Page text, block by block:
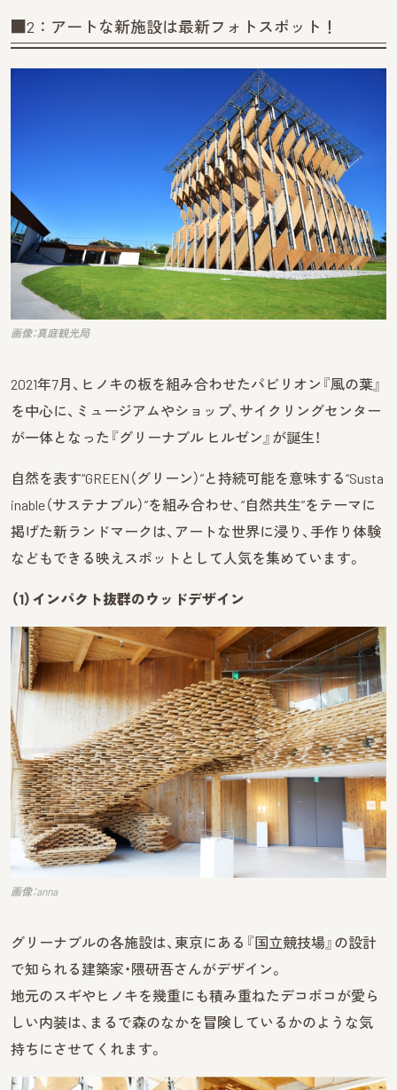
■2：アートな新施設は最新フォトスポット！
画像：真庭観光局
2021年7月、ヒノキの板を組み合わせたパビリオン『風の葉』
を中心に、ミュージアムやショップ、サイクリングセンター
が一体となった『グリーナブル ヒルゼン』が誕生！
自然を表す“GREEN（グリーン）”と持続可能を意味する“Susta
inable（サステナブル）”を組み合わせ、“自然共生”をテーマに
掲げた新ランドマークは、アートな世界に浸り、手作り体験
などもできる映えスポットとして人気を集めています。
（1）インパクト抜群のウッドデザイン
画像：anna
グリーナブルの各施設は、東京にある『国立競技場』の設計
で知られる建築家・隈研吾さんがデザイン。
地元のスギやヒノキを幾重にも積み重ねたデコボコが愛ら
しい内装は、まるで森のなかを冒険しているかのような気
持ちにさせてくれます。